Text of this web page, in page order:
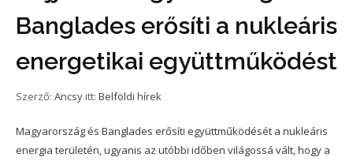
Banglades erősíti a nukleáris
energetikai együttműködést
Szerző: Ancsy itt: Belföldi hírek
Magyarország és Banglades erősíti együttműködését a nukleáris
energia területén, ugyanis az utóbbi időben világossá vált, hogy a